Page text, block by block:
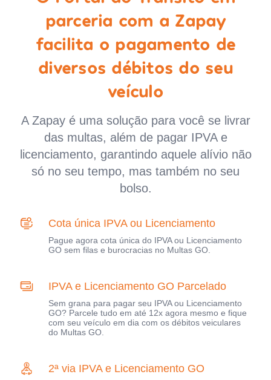
parceria com a Zapay
facilita o pagamento de
diversos débitos do seu
veículo
A Zapay é uma solução para você se livrar
das multas, além de pagar IPVA e
licenciamento, garantindo aquele alívio não
só no seu tempo, mas também no seu
bolso.
Cota única IPVA ou Licenciamento
Pague agora cota única do IPVA ou Licenciamento
GO sem filas e burocracias no Multas GO.
IPVA e Licenciamento GO Parcelado
Sem grana para pagar seu IPVA ou Licenciamento
GO? Parcele tudo em até 12x agora mesmo e fique
com seu veículo em dia com os débitos veiculares
do Multas GO.
2ª via IPVA e Licenciamento GO